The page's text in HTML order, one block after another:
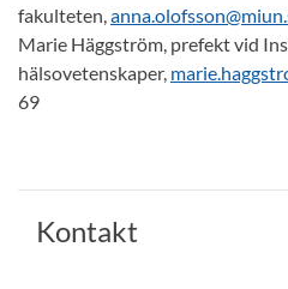
fakulteten,
Marie Häggström, prefekt vid
hälsovetenskaper,
69
Kontakt